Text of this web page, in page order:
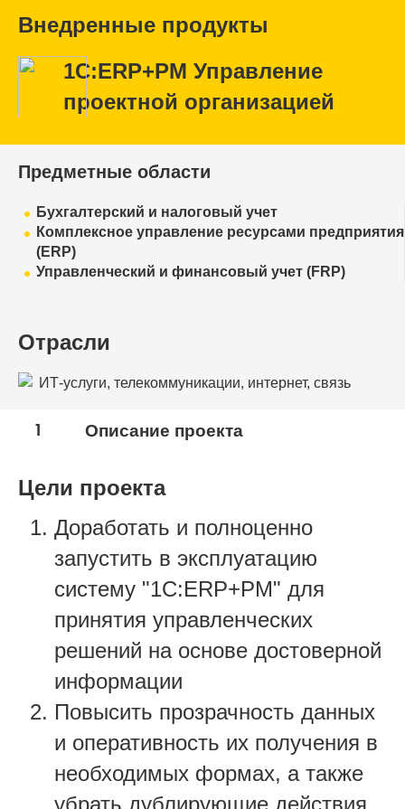
Внедренные продукты
1С:ERP+PM Управление
проектной организацией
Предметные области
Бухгалтерский и налоговый учет
Комплексное управление ресурсами предприятия
(ERP)
Управленческий и финансовый учет (FRP)
Отрасли
ИТ-услуги, телекоммуникации, интернет, связь
1 Описание проекта
Цели проекта
Доработать и полноценно
запустить в эксплуатацию
систему "1С:ERP+РМ" для
принятия управленческих
решений на основе достоверной
информации
Повысить прозрачность данных
и оперативность их получения в
необходимых формах, а также
убрать дублирующие действия